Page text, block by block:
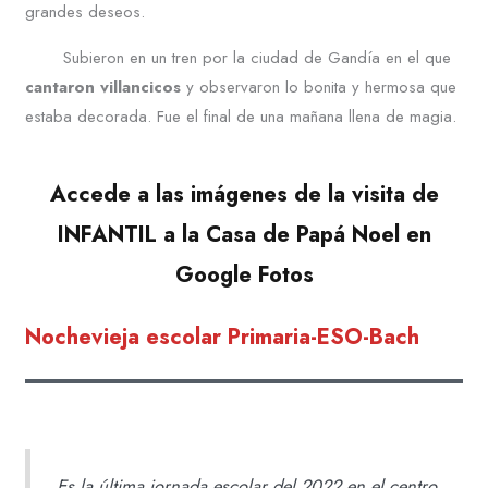
grandes deseos.
Subieron en un tren por la ciudad de Gandía en el que
cantaron villancicos y observaron lo bonita y hermosa que
estaba decorada. Fue el final de una mañana llena de magia.
Accede a las imágenes de la visita de
INFANTIL a la Casa de Papá Noel en
Google Fotos
Nochevieja escolar Primaria-ESO-Bach